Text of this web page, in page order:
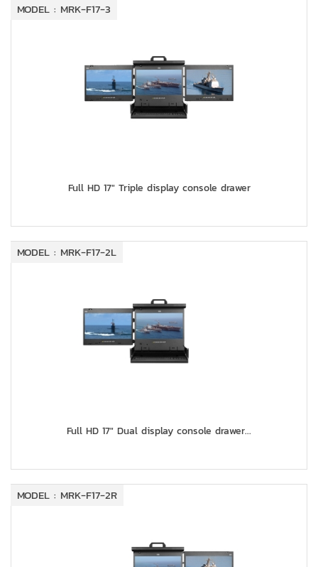
MODEL : MRK-F17-3
Full HD 17" Triple display console drawer
MODEL : MRK-F17-2L
Full HD 17" Dual display console drawer...
MODEL : MRK-F17-2R